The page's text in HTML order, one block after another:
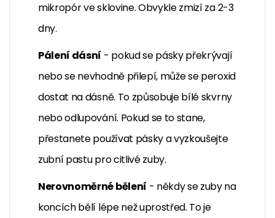
mikropór ve sklovine. Obvykle zmizí za 2-3
dny.
Pálení dásní - pokud se pásky překrývají
nebo se nevhodně přilepí, může se peroxid
dostat na dásně. To způsobuje bílé skvrny
nebo odlupování. Pokud se to stane,
přestanete používat pásky a vyzkoušejte
zubní pastu pro citlivé zuby.
Nerovnoměrné bělení - někdy se zuby na
koncích bělí lépe než uprostřed. To je